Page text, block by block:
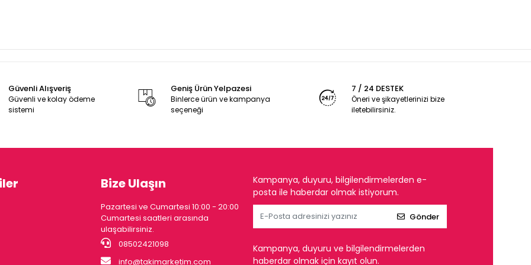
Güvenli Alışveriş
Güvenli ve kolay ödeme
sistemi
Geniş Ürün Yelpazesi
Binlerce ürün ve kampanya
seçeneği
7 / 24 DESTEK
Öneri ve şikayetlerinizi bize
iletebilirsiniz.
Bize Ulaşın
Pazartesi ve Cumartesi 10:00 - 20:00
Cumartesi saatleri arasında
ulaşabilirsiniz.
08502421098
info@takimarketim.com
Kampanya, duyuru, bilgilendirmelerden e-
posta ile haberdar olmak istiyorum.
Gönder
Kampanya, duyuru ve bilgilendirmelerden
haberdar olmak için kayıt olun.